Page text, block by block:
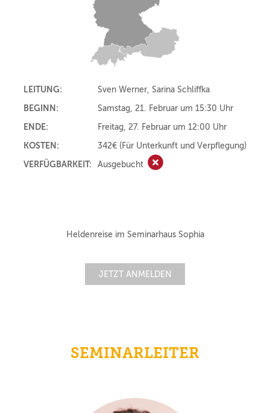
LEITUNG:
Sven Werner, Sarina Schliffka
BEGINN:
Samstag, 21. Februar um 15:30 Uhr
ENDE:
Freitag, 27. Februar um 12:00 Uhr
KOSTEN:
342€ (Für Unterkunft und Verpflegung)
VERFÜGBARKEIT:
Ausgebucht Ausgebucht
Heldenreise im Seminarhaus Sophia
JETZT ANMELDEN
SEMINARLEITER